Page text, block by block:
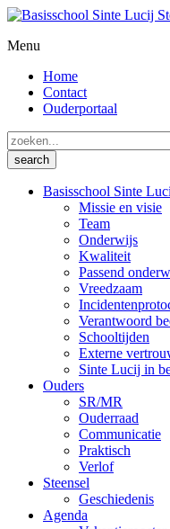
Menu
Home
Contact
Ouderportaal
Basisschool Sinte
Missie en visie
Team
Onderwijs
Kwaliteit
Passend
Vreedzaam
Verantwoord
Schooltijden
Externe
Sinte Lucij in
Ouders
SR/MR
Ouderraad
Communicatie
Praktisch
Verlof
Steensel
Geschiedenis
Agenda